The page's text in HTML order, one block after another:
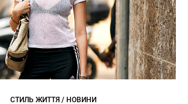
СТИЛЬ ЖИТТЯ / НОВИНИ